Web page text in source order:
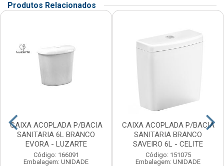
Produtos Relacionados
CAIXA ACOPLADA P/BACIA
SANITARIA 6L BRANCO
EVORA - LUZARTE
Código: 166091
Embalagem: UNIDADE
CAIXA ACOPLADA P/BACIA
SANITARIA BRANCO
SAVEIRO 6L - CELITE
Código: 151075
Embalagem: UNIDADE